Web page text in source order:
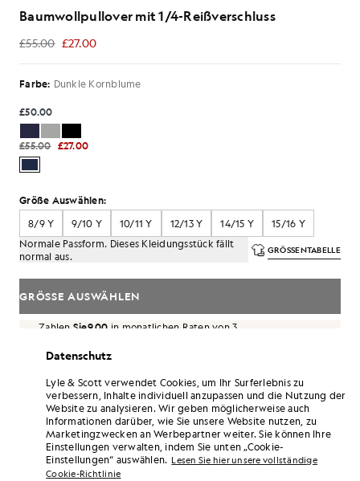
Baumwollpullover mit 1/4-Reißverschluss
£55.00 £27.00
£27.00
Farbe: Dunkle Kornblume
£50.00
£55.00 £27.00
Größe Auswählen:
8/9 Y
9/10 Y 10/11 Y 12/13 Y 14/15 Y
15/16 Y
Normale Passform. Dieses Kleidungsstück fällt
normal aus.
GRÖSSENTABELLE
GRÖSSE AUSWÄHLEN
Zahlen Sie9.00 in monatlichen Raten von 3.
Lieferung nach Hause und Abholstellen. Kostenlose
Rückgabe und Umtausch.
Verdoppeln Sie Ihre Punkte! Sammeln Sie mit
diesem Kauf Punkte bei „162“.
6 points = 1,00 £
ANMELDEN
PRODUKTDETAILS
Datenschutz
Lyle & Scott verwendet Cookies, um Ihr Surferlebnis zu
verbessern, Inhalte individuell anzupassen und die Nutzung der
Website zu analysieren. Wir geben möglicherweise auch
Informationen darüber, wie Sie unsere Website nutzen, zu
Marketingzwecken an Werbepartner weiter. Sie können Ihre
Einstellungen verwalten, indem Sie unten „Cookie-
Einstellungen“ auswählen. Lesen Sie hier unsere vollständige
Cookie-Richtlinie